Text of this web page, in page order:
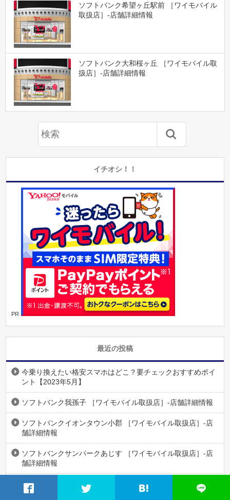
ソフトバンク希望ヶ丘駅前 ［ワイモバイル
取扱店］-店舗詳細情報
ソフトバンク大和桜ヶ丘 ［ワイモバイル取
扱店］-店舗詳細情報
イチオシ！！
PR
最近の投稿
今乗り換えたい格安スマホはどこ？要チェックおすすめポイ
ント【2023年5月】
ソフトバンク我孫子 ［ワイモバイル取扱店］-店舗詳細情報
ソフトバンクイオンタウン小郡 ［ワイモバイル取扱店］-店
舗詳細情報
ソフトバンクサンパークあじす ［ワイモバイル取扱店］-店
舗詳細情報
ワイモバイルアピタ木曽川-店舗詳細情報